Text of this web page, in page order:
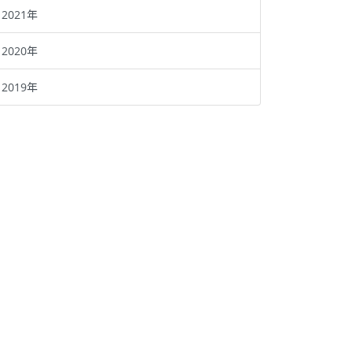
2021年
2020年
2019年